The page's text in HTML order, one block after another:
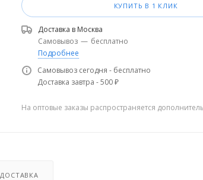
КУПИТЬ В 1 КЛИК
Доставка в Москва
Самовывоз — бесплатно
Подробнее
Самовывоз сегодня - бесплатно
Доставка завтра - 500 ₽
На оптовые заказы распространяется
ДОСТАВКА